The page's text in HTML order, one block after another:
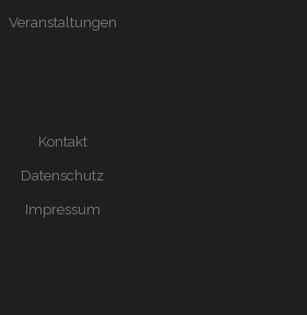
Veranstaltungen
Kontakt
Datenschutz
Impressum